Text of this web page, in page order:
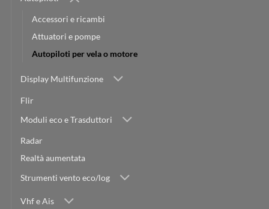
Accessori e ricambi
Attuatori e pompe
Autopiloti per vela o motore
Display Multifunzione
Flir
Moduli eco e Trasduttori
Radar
Realtà aumentata
Strumenti vento eco/log
Vhf e Ais